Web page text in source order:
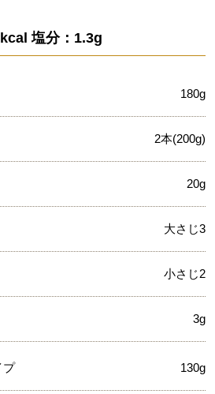
塩分：1.3g
180g
2本(200g)
20g
大さじ3
小さじ2
3g
プ 130g